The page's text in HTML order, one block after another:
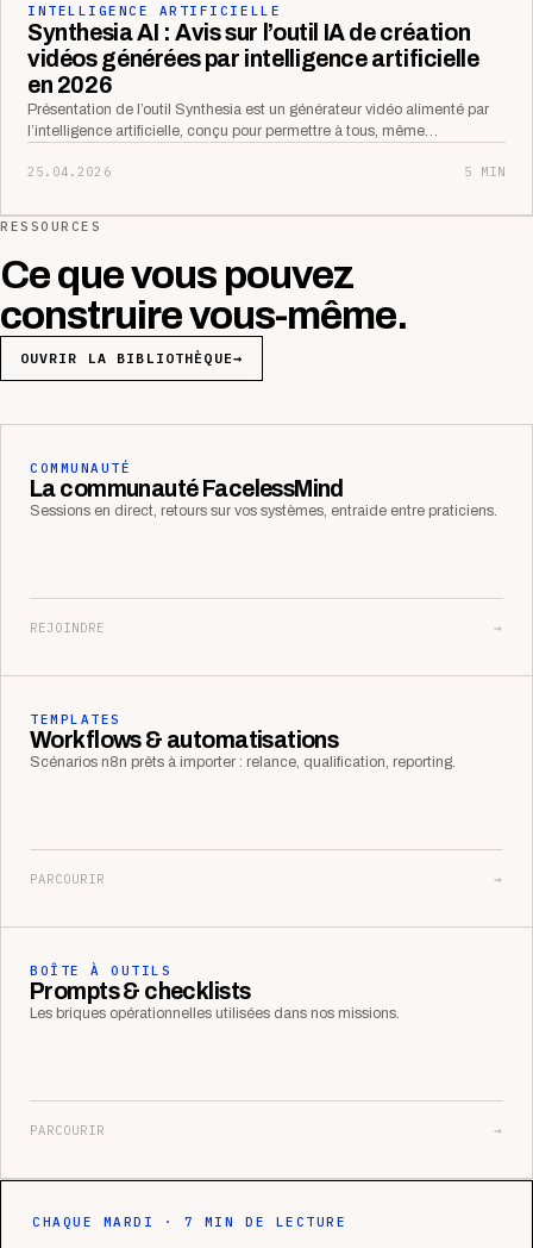
INTELLIGENCE ARTIFICIELLE
Synthesia AI : Avis sur l’outil IA de création
vidéos générées par intelligence artificielle
en 2026
Présentation de l’outil Synthesia est un générateur vidéo alimenté par
l’intelligence artificielle, conçu pour permettre à tous, même…
25.04.2026 5 MIN
RESSOURCES
Ce que vous pouvez
construire vous-même.
OUVRIR LA BIBLIOTHÈQUE→
COMMUNAUTÉ
La communauté FacelessMind
Sessions en direct, retours sur vos systèmes, entraide entre praticiens.
REJOINDRE →
TEMPLATES
Workflows & automatisations
Scénarios n8n prêts à importer : relance, qualification, reporting.
PARCOURIR →
BOÎTE À OUTILS
Prompts & checklists
Les briques opérationnelles utilisées dans nos missions.
PARCOURIR →
CHAQUE MARDI · 7 MIN DE LECTURE